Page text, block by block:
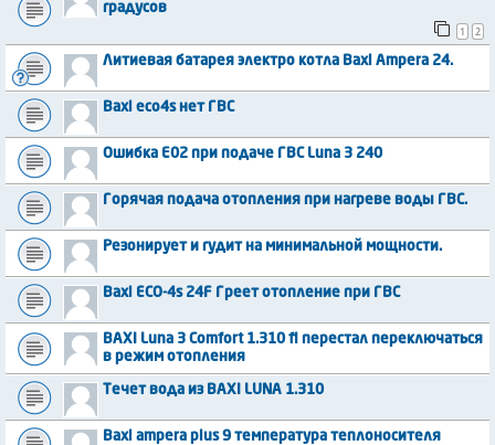
градусов
1
2
Литиевая батарея электро котла Baxi Ampera 24.
Baxi eco4s нет ГВС
Ошибка Е02 при подаче ГВС Luna 3 240
Горячая подача отопления при нагреве воды ГВС.
Резонирует и гудит на минимальной мощности.
Baxi ECO-4s 24F Греет отопление при ГВС
BAXI Luna 3 Comfort 1.310 fi перестал переключаться
в режим отопления
Течет вода из BAХI LUNA 1.310
Baxi ampera plus 9 температура теплоносителя